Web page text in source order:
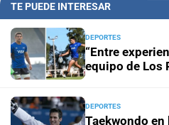
En
TE PUEDE INTERESAR
DEPORTES
“Entre
equipo de Los
DEPORTES
Taekwondo